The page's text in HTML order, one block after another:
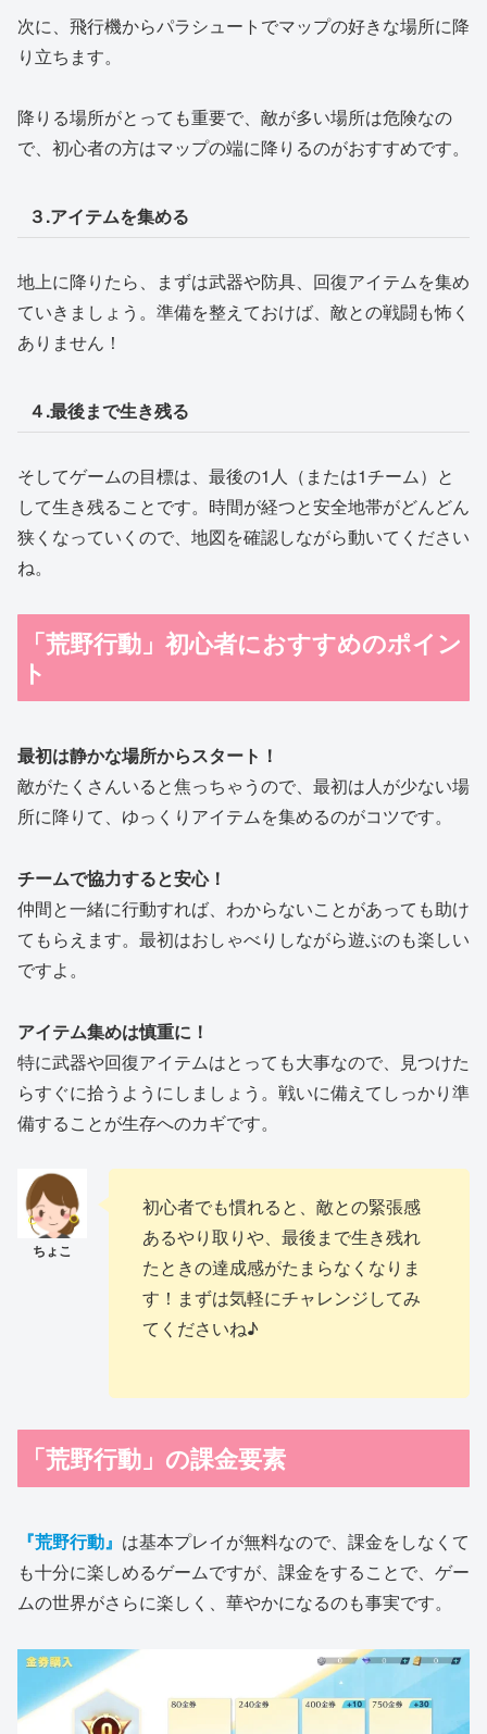
次に、飛行機からパラシュートでマップの好きな場所に降
り立ちます。
降りる場所がとっても重要で、敵が多い場所は危険なの
で、初心者の方はマップの端に降りるのがおすすめです。
３.アイテムを集める
地上に降りたら、まずは武器や防具、回復アイテムを集め
ていきましょう。準備を整えておけば、敵との戦闘も怖く
ありません！
４.最後まで生き残る
そしてゲームの目標は、最後の1人（または1チーム）と
して生き残ることです。時間が経つと安全地帯がどんどん
狭くなっていくので、地図を確認しながら動いてください
ね。
「荒野行動」初心者におすすめのポイン
ト
最初は静かな場所からスタート！
敵がたくさんいると焦っちゃうので、最初は人が少ない場
所に降りて、ゆっくりアイテムを集めるのがコツです。
チームで協力すると安心！
仲間と一緒に行動すれば、わからないことがあっても助け
てもらえます。最初はおしゃべりしながら遊ぶのも楽しい
ですよ。
アイテム集めは慎重に！
特に武器や回復アイテムはとっても大事なので、見つけた
らすぐに拾うようにしましょう。戦いに備えてしっかり準
備することが生存へのカギです。
初心者でも慣れると、敵との緊張感
あるやり取りや、最後まで生き残れ
たときの達成感がたまらなくなりま
す！まずは気軽にチャレンジしてみ
てくださいね♪
「荒野行動」の課金要素
『荒野行動』 は基本プレイが無料なので、課金をしなくて
も十分に楽しめるゲームですが、課金をすることで、ゲー
ムの世界がさらに楽しく、華やかになるのも事実です。